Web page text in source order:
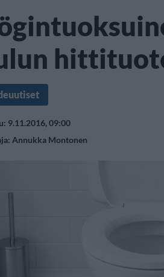
9.11.2016, 09:00
Annukka Montonen